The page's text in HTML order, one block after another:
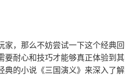
，那么不妨尝试一下这个经典
耐心和技巧才能够真正体验到
的小说《三国演义》来深入了解